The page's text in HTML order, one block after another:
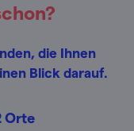
die Ihnen
Blick darauf.
Orte